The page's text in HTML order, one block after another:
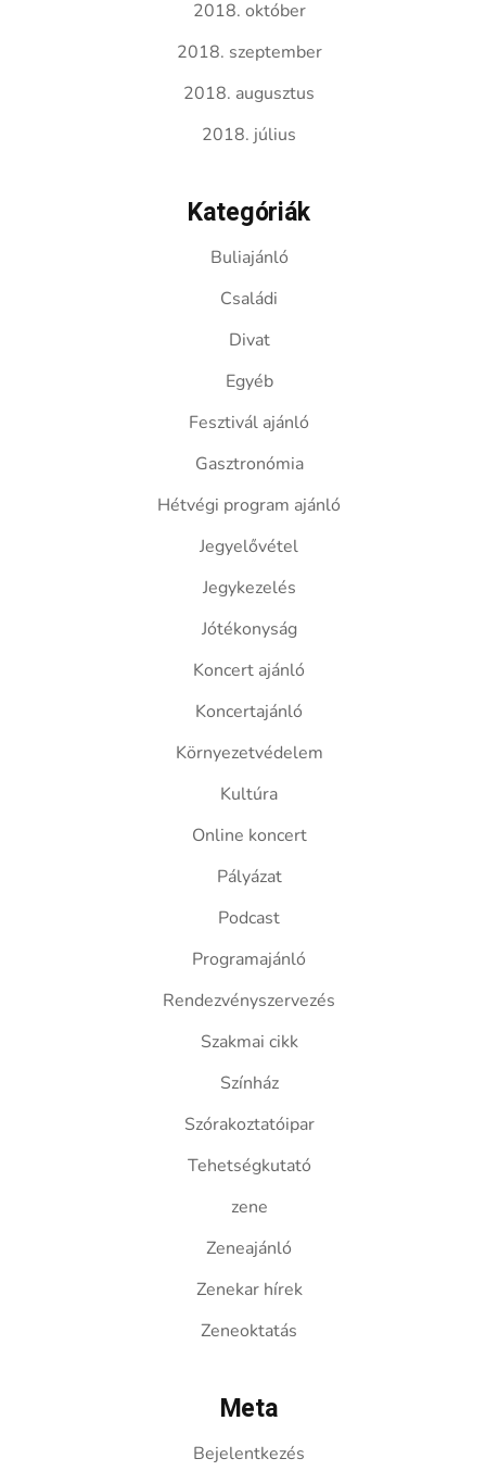
2018. október
2018. szeptember
2018. augusztus
2018. július
Kategóriák
Buliajánló
Családi
Divat
Egyéb
Fesztivál ajánló
Gasztronómia
Hétvégi program ajánló
Jegyelővétel
Jegykezelés
Jótékonyság
Koncert ajánló
Koncertajánló
Környezetvédelem
Kultúra
Online koncert
Pályázat
Podcast
Programajánló
Rendezvényszervezés
Szakmai cikk
Színház
Szórakoztatóipar
Tehetségkutató
zene
Zeneajánló
Zenekar hírek
Zeneoktatás
Meta
Bejelentkezés